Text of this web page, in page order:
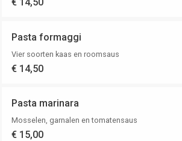
Pasta formaggi
Vier soorten kaas en roomsaus
€ 14,50
Pasta marinara
Mosselen, garnalen en tomatensaus
€ 15,00